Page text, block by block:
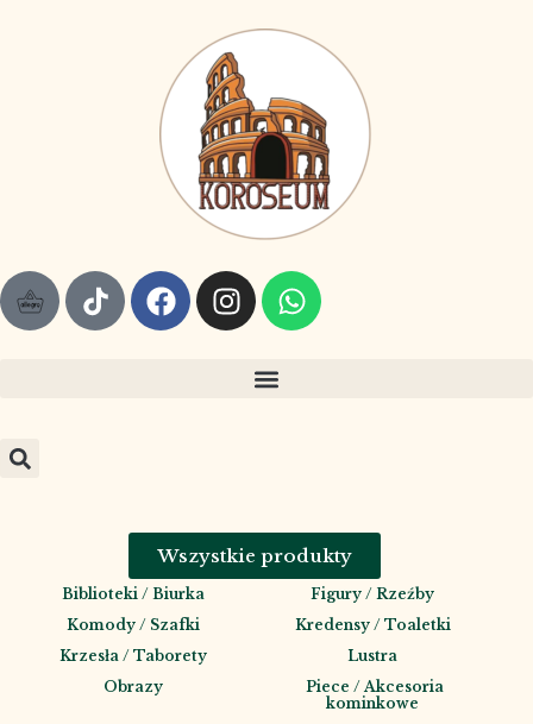
Wszystkie produkty
Biblioteki / Biurka
Figury / Rzeźby
Komody / Szafki
Kredensy / Toaletki
Krzesła / Taborety
Lustra
Obrazy
Piece / Akcesoria
kominkowe